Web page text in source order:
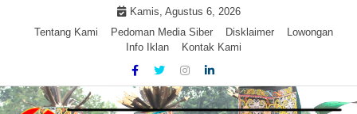
Kamis, Agustus 6, 2026
Tentang Kami
Pedoman Media Siber Disklaimer
Lowongan
Info Iklan
Kontak Kami